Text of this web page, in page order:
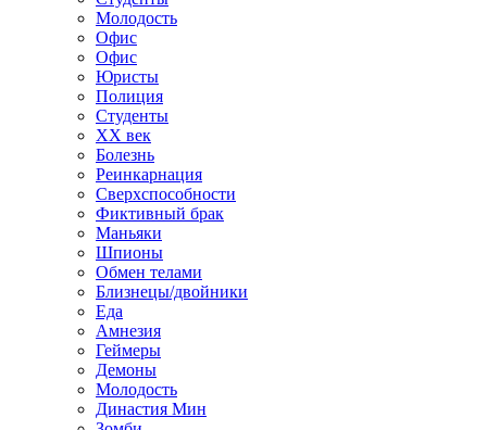
Молодость
Офис
Офис
Юристы
Полиция
Студенты
ХХ век
Болезнь
Реинкарнация
Сверхспособности
Фиктивный брак
Маньяки
Шпионы
Обмен телами
Близнецы/двойники
Еда
Амнезия
Геймеры
Демоны
Молодость
Династия Мин